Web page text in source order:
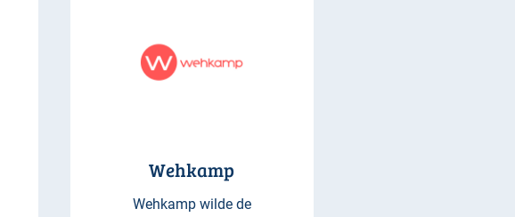
Wehkamp
Wehkamp wilde de